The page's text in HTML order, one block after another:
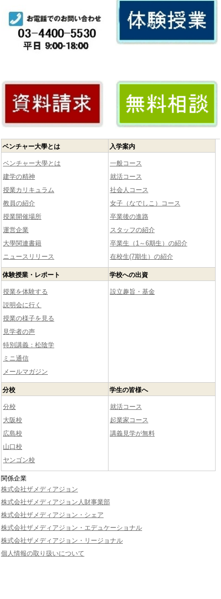
ベンチャー大學とは
ベンチャー大學とは
建学の精神
授業カリキュラム
教員の紹介
授業開催場所
運営企業
大學関連書籍
ニュースリリース
入学案内
一般コース
就活コース
社会人コース
女子（なでしこ）コース
卒業後の進路
スタッフの紹介
卒業生（1～6期生）の紹介
在校生(7期生）の紹介
体験授業・レポート
授業を体験する
説明会に行く
授業の様子を見る
見学者の声
特別講義：松陰学
ミニ通信
メールマガジン
学校への出資
設立趣旨・基金
分校
分校
大阪校
広島校
山口校
ヤンゴン校
学生の皆様へ
就活コース
起業家コース
講義見学が無料
関係企業
株式会社ザメディアジョン
株式会社ザメディアジョン人財事業部
株式会社ザメディアジョン・シェア
株式会社ザメディアジョン・エデュケーショナル
株式会社ザメディアジョン・リージョナル
個人情報の取り扱いについて